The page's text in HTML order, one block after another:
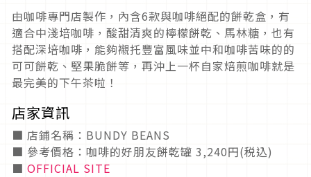
由咖啡專門店製作，內含6款與咖啡絕配的餅乾盒，有
適合中淺培咖啡，酸甜清爽的檸檬餅乾、馬林糖，也有
搭配深培咖啡，能夠襯托豐富風味並中和咖啡苦味的的
可可餅乾、堅果脆餅等，再沖上一杯自家焙煎咖啡就是
最完美的下午茶啦！
店家資訊
■ 店鋪名稱：BUNDY BEANS
■ 參考價格：咖啡的好朋友餅乾罐 3,240円(税込)
■ OFFICIAL SITE